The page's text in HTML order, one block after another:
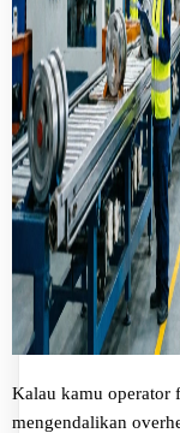
Kalau kamu operator
mengendalikan